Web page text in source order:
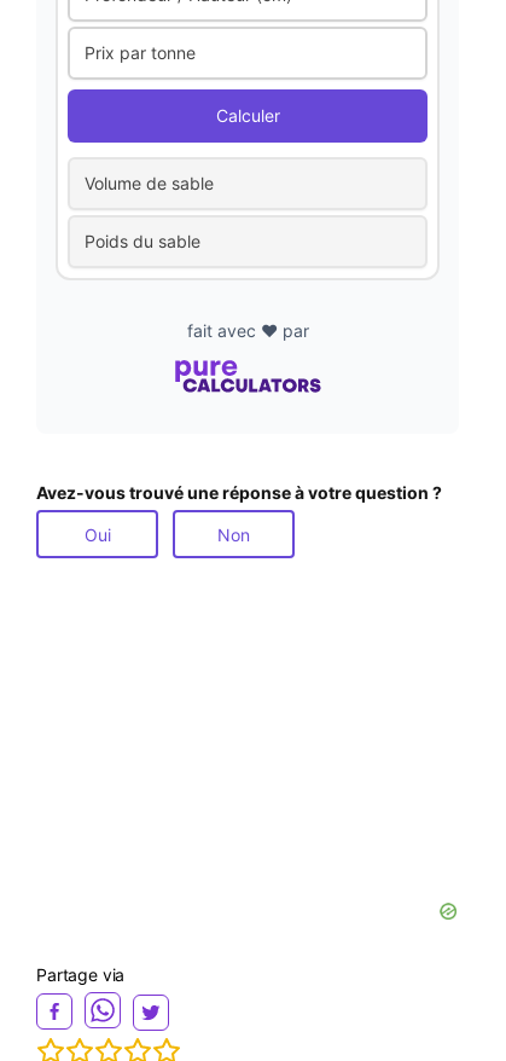
Prix par tonne
Calculer
Volume de sable
Poids du sable
fait avec ❤️ par
Avez-vous trouvé une réponse à votre question ?
Oui Non
Partage via